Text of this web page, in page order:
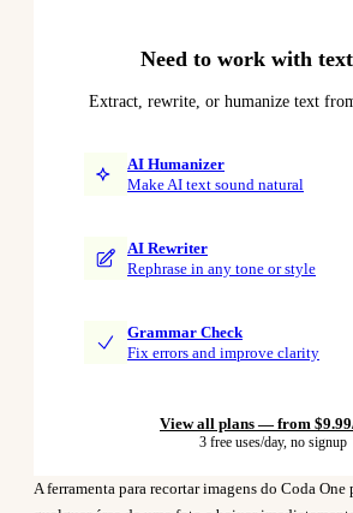
Need to work with
Extract, rewrite, or humanize text
AI Humanizer
Make AI text sound natural
AI Rewriter
Rephrase in any tone or style
Grammar Check
Fix errors and improve clarity
View all plans — from
3 free uses/day, no signup
A ferramenta para recortar imagens do Coda